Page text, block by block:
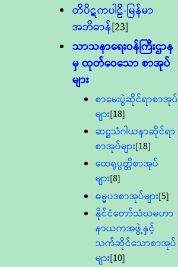
တိပိဋကပါဠိ-မြန်မာ
အဘိဓာန်[23]
သာသနာရေး၀န်ကြီးဌာန
မှ ထုတ်ဝေသော စာအုပ်
များ
စာမေးပွဲဆိုင်ရာစာအုပ်
များ[18]
ဆဋ္ဌသံဂါယနာဆိုင်ရာ
စာအုပ်များ[18]
ထေရုပ္ပတ္တိစာအုပ်
များ[8]
ဓမ္မပဒစာအုပ်များ[5]
နိုင်ငံတော်သံဃမဟာ
နာယကအဖွဲ့နှင့်
သက်ဆိုင်သောစာအုပ်
များ[10]